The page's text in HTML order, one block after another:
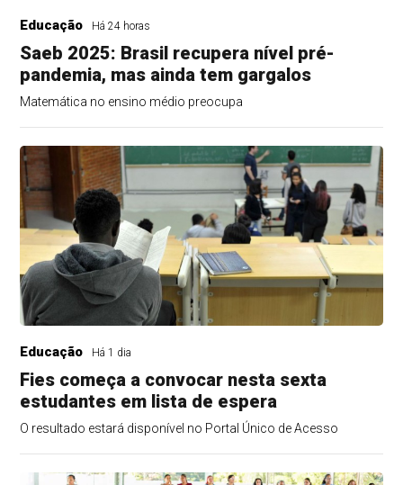
Educação Há 24 horas
Saeb 2025: Brasil recupera nível pré-
pandemia, mas ainda tem gargalos
Matemática no ensino médio preocupa
Educação Há 1 dia
Fies começa a convocar nesta sexta
estudantes em lista de espera
O resultado estará disponível no Portal Único de Acesso